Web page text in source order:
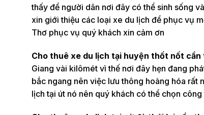
thấy để người dân nơi đây có thể sinh sống
xin giới thiệu các loại xe du lịch để phục vụ
Thơ phục vụ quý khách xin cảm ơn
Cho thuê xe du lịch tại huyện thốt nốt cần
Giang vài kilômét vì thế nơi đây hẹn đang
bắc ngang nên việc lưu thông hoàng hóa rất
lịch tại út nó nên quý khách có thể chọn